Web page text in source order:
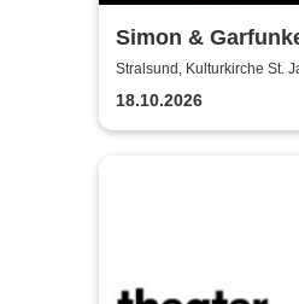
Simon &
Band
Stralsund, Kulturkirche St.
18.10.2026